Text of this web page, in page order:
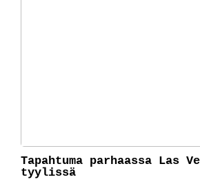
Tapahtuma parhaassa Las
tyylissä